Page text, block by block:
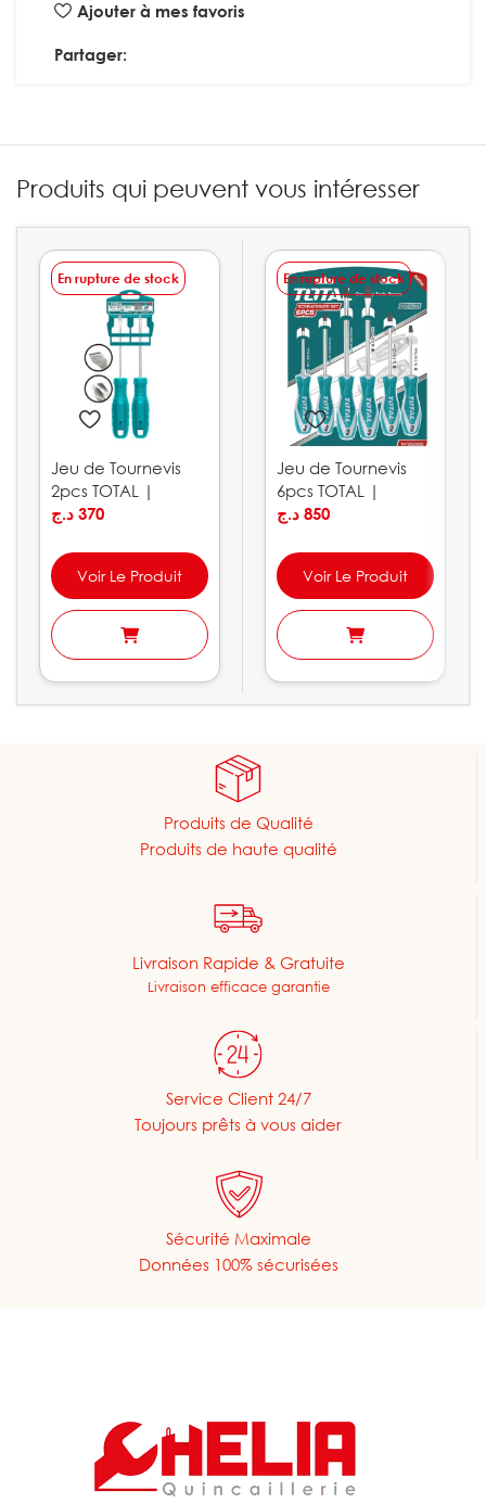
Ajouter à mes favoris
Partager:
Produits qui peuvent vous intéresser
En rupture de stock
Jeu de Tournevis
2pcs TOTAL |
THTDC250201
370 د.ج
Voir Le Produit
En rupture de stock
Jeu de Tournevis
6pcs TOTAL |
THT250606
850 د.ج
Voir Le Produit
Produits de Qualité
Produits de haute qualité
Livraison Rapide & Gratuite
Livraison efficace garantie
Service Client 24/7
Toujours prêts à vous aider
Sécurité Maximale
Données 100% sécurisées